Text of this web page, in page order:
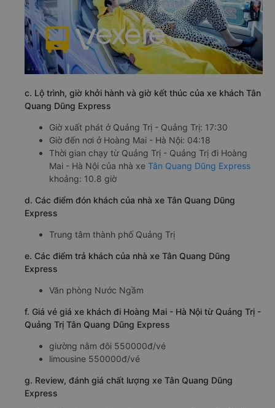
c. Lộ trình, giờ khởi hành và giờ kết thúc của xe khách Tân
Quang Dũng Express
Giờ xuất phát ở Quảng Trị - Quảng Trị: 17:30
Giờ đến nơi ở Hoàng Mai - Hà Nội: 04:18
Thời gian chạy từ Quảng Trị - Quảng Trị đi Hoàng
Mai - Hà Nội của nhà xe Tân Quang Dũng Express
khoảng: 10.8 giờ
d. Các điểm đón khách của nhà xe Tân Quang Dũng
Express
Trung tâm thành phố Quảng Trị
e. Các điểm trả khách của nhà xe Tân Quang Dũng
Express
Văn phòng Nước Ngầm
f. Giá vé giá xe khách đi Hoàng Mai - Hà Nội từ Quảng Trị -
Quảng Trị Tân Quang Dũng Express
giường nằm đôi 550000đ/vé
limousine 550000đ/vé
g. Review, đánh giá chất lượng xe Tân Quang Dũng
Express